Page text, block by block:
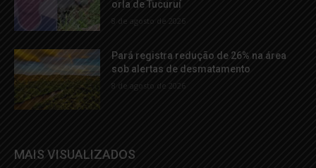
orla de Tucuruí
8 de agosto de 2026
Pará registra redução de 26% na área
sob alertas de desmatamento
8 de agosto de 2026
MAIS VISUALIZADOS